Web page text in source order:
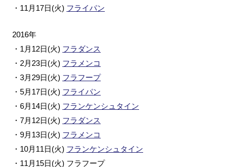
・11月17日(火) フライパン
2016年
・1月12日(火) フラダンス
・2月23日(火) フラメンコ
・3月29日(火) フラフープ
・5月17日(火) フライパン
・6月14日(火) フランケンシュタイン
・7月12日(火) フラダンス
・9月13日(火) フラメンコ
・10月11日(火) フランケンシュタイン
・11月15日(火) フラフープ